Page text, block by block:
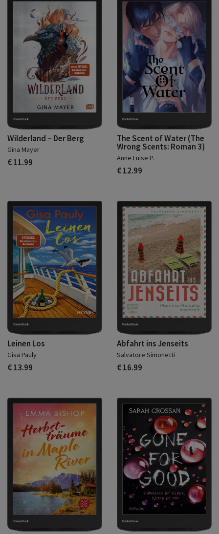
Wilderland – Der Berg
Gina Mayer
€ 11.99
The Scent of Water (The
Wrong Scents: Roman 3)
Anne Luise P.
€ 12.99
Leinen Los
Gisa Pauly
€ 13.99
Abfahrt ins Jenseits
Salvatore Simonetti
€ 16.99